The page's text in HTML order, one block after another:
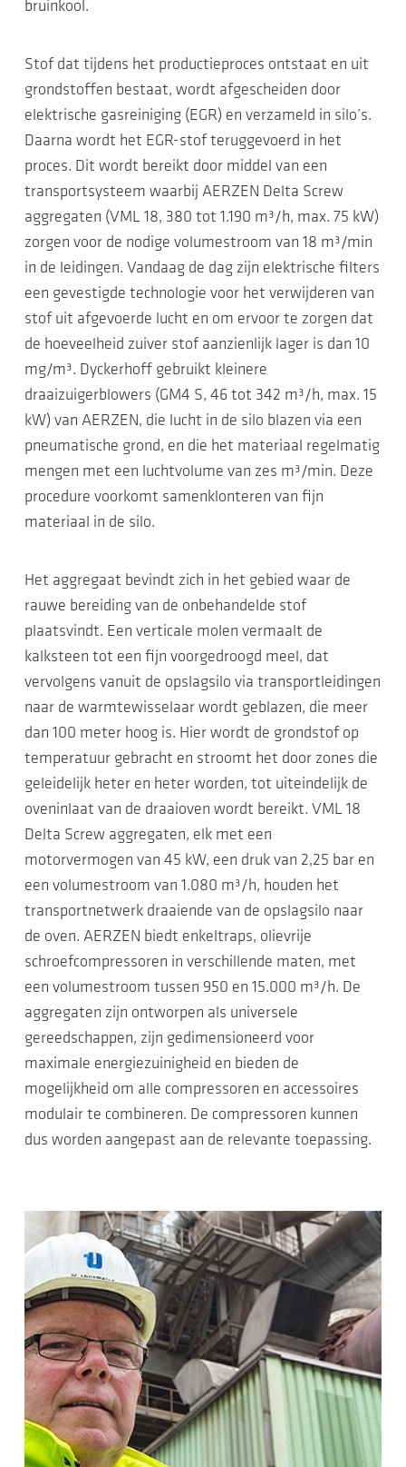
bruinkool.
Stof dat tijdens het productieproces ontstaat en uit
grondstoffen bestaat, wordt afgescheiden door
elektrische gasreiniging (EGR) en verzameld in silo’s.
Daarna wordt het EGR-stof teruggevoerd in het
proces. Dit wordt bereikt door middel van een
transportsysteem waarbij AERZEN Delta Screw
aggregaten (VML 18, 380 tot 1.190 m³/h, max. 75 kW)
zorgen voor de nodige volumestroom van 18 m³/min
in de leidingen. Vandaag de dag zijn elektrische filters
een gevestigde technologie voor het verwijderen van
stof uit afgevoerde lucht en om ervoor te zorgen dat
de hoeveelheid zuiver stof aanzienlijk lager is dan 10
mg/m³. Dyckerhoff gebruikt kleinere
draaizuigerblowers (GM4 S, 46 tot 342 m³/h, max. 15
kW) van AERZEN, die lucht in de silo blazen via een
pneumatische grond, en die het materiaal regelmatig
mengen met een luchtvolume van zes m³/min. Deze
procedure voorkomt samenklonteren van fijn
materiaal in de silo.
Het aggregaat bevindt zich in het gebied waar de
rauwe bereiding van de onbehandelde stof
plaatsvindt. Een verticale molen vermaalt de
kalksteen tot een fijn voorgedroogd meel, dat
vervolgens vanuit de opslagsilo via transportleidingen
naar de warmtewisselaar wordt geblazen, die meer
dan 100 meter hoog is. Hier wordt de grondstof op
temperatuur gebracht en stroomt het door zones die
geleidelijk heter en heter worden, tot uiteindelijk de
oveninlaat van de draaioven wordt bereikt. VML 18
Delta Screw aggregaten, elk met een
motorvermogen van 45 kW, een druk van 2,25 bar en
een volumestroom van 1.080 m³/h, houden het
transportnetwerk draaiende van de opslagsilo naar
de oven. AERZEN biedt enkeltraps, olievrije
schroefcompressoren in verschillende maten, met
een volumestroom tussen 950 en 15.000 m³/h. De
aggregaten zijn ontworpen als universele
gereedschappen, zijn gedimensioneerd voor
maximale energiezuinigheid en bieden de
mogelijkheid om alle compressoren en accessoires
modulair te combineren. De compressoren kunnen
dus worden aangepast aan de relevante toepassing.